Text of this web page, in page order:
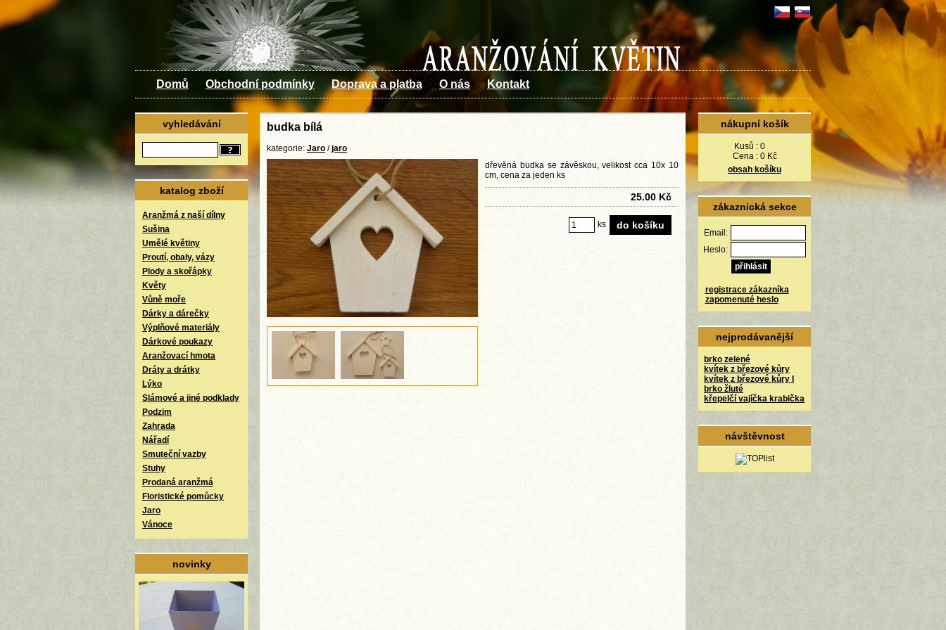
Domů Obchodní podmínky Doprava a platba O nás Kontakt
vyhledávání
katalog zboží
Aranžmá z naší dílny
Sušina
Umělé květiny
Proutí, obaly, vázy
Plody a skořápky
Květy
Vůně moře
Dárky a dárečky
Výplňové materiály
Dárkové poukazy
Aranžovací hmota
Dráty a drátky
Lýko
Slámové a jiné podklady
Podzim
Zahrada
Nářadí
Smuteční vazby
Stuhy
Prodaná aranžmá
Floristické pomůcky
Jaro
Vánoce
novinky
nákupní košík
Kusů : 0
Cena : 0 Kč
obsah košíku
zákaznická sekce
Email:
Heslo:
registrace zákazníka
zapomenuté heslo
nejprodávanější
brko zelené
kvítek z březové kůry
kvítek z březové kůry I
brko žluté
křepelčí vajíčka krabička
návštěvnost
budka bílá
kategorie: Jaro /jaro
dřevěná budka se závěskou, velikost cca 10x 10
cm, cena za jeden ks
25.00 Kč
ks